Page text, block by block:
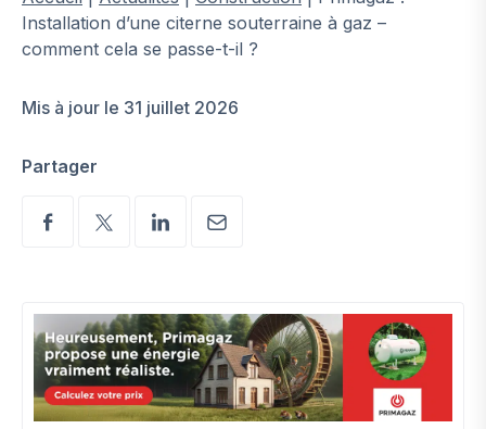
Installation d’une citerne souterraine à gaz –
comment cela se passe-t-il ?
Mis à jour le 31 juillet 2026
Partager